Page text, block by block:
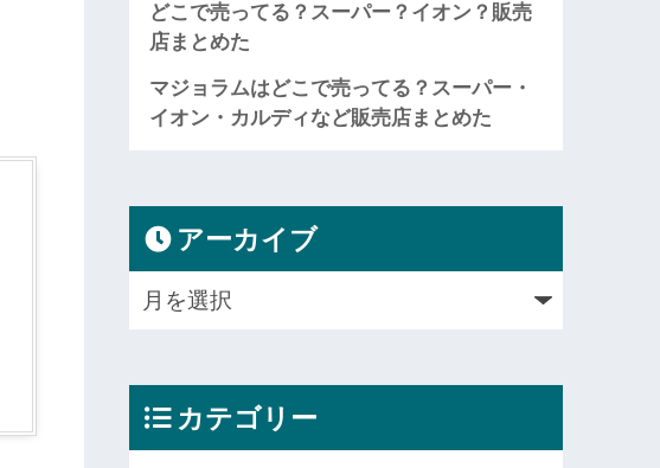
どこで売ってる？スーパー？イオン？販売
店まとめた
マジョラムはどこで売ってる？スーパー・
イオン・カルディなど販売店まとめた
アーカイブ
カテゴリー